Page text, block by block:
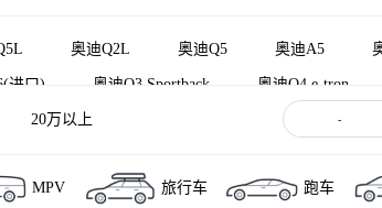
奥迪Q2L 奥迪Q5 奥迪A5
进口) 奥迪Q3 Sportback 奥迪Q4 e-tron
口) 奥迪Q8 奥迪A5L
平行进口） 奥迪RS 5 奥迪Q3(进口)
20万以上 -
MPV 旅行车 跑车